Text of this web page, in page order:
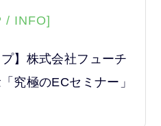
/ INFO]
】株式会社フューチ
究極のECセミナー」